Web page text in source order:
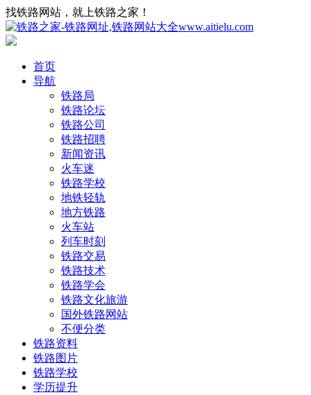
找铁路网站，就上铁路之家！
首页
导航
铁路局
铁路论坛
铁路公司
铁路招聘
新闻资讯
火车迷
铁路学校
地铁轻轨
地方铁路
火车站
列车时刻
铁路交易
铁路技术
铁路学会
铁路文化旅游
国外铁路网站
不便分类
铁路资料
铁路图片
铁路学校
学历提升